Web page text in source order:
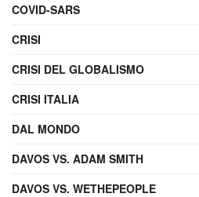
COVID-SARS
CRISI
CRISI DEL GLOBALISMO
CRISI ITALIA
DAL MONDO
DAVOS VS. ADAM SMITH
DAVOS VS. WETHEPEOPLE